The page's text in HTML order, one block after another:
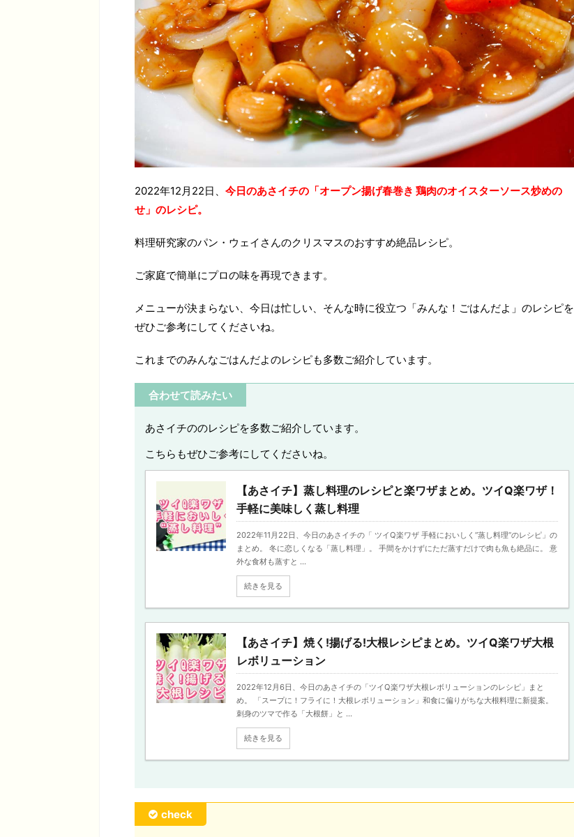
2022年12月22日、 今日のあさイチの「オープン揚げ春巻き 鶏肉のオイスターソース炒めの
せ 」 のレシピ。
料理研究家のパン・ウェイさんのクリスマスのおすすめ絶品レシピ。
ご家庭で簡単にプロの味を再現できます。
メニューが決まらない、今日は忙しい、そんな時に役立つ「みんな！ごはんだよ」のレシピを
ぜひご参考にしてくださいね。
これまでのみんなごはんだよのレシピも多数ご紹介しています。
合わせて読みたい
あさイチののレシピを多数ご紹介しています。
こちらもぜひご参考にしてくださいね。
【あさイチ】蒸し料理のレシピと楽ワザまとめ。ツイQ楽ワザ！
手軽に美味しく蒸し料理
2022年11月22日、今日のあさイチの「 ツイQ楽ワザ 手軽においしく“蒸し料理”のレシピ」の
まとめ。 冬に恋しくなる「蒸し料理」。 手間をかけずにただ蒸すだけで肉も魚も絶品に。 意
外な食材も蒸すと ...
続きを見る
【あさイチ】焼く!揚げる!大根レシピまとめ。ツイQ楽ワザ大根
レボリューション
2022年12月6日、今日のあさイチの「ツイQ楽ワザ大根レボリューションのレシピ」まと
め。 「スープに！フライに！大根レボリューション」和食に偏りがちな大根料理に新提案。
刺身のツマで作る「大根餅」と ...
続きを見る
check